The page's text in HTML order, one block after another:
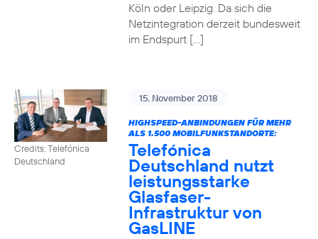
Köln oder Leipzig. Da sich die
Netzintegration derzeit bundesweit
im Endspurt […]
Credits: Telefónica
Deutschland
15. November 2018
HIGHSPEED-ANBINDUNGEN FÜR MEHR
ALS 1.500 MOBILFUNKSTANDORTE:
Telefónica
Deutschland nutzt
leistungsstarke
Glasfaser-
Infrastruktur von
GasLINE